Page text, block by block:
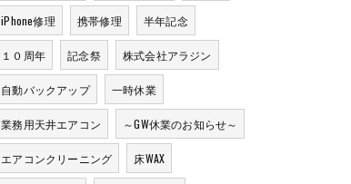
iPhone修理 携帯修理 半年記念
１０周年 記念祭 株式会社アラジン
自動バックアップ 一時休業
業務用天井エアコン ～GW休業のお知らせ～
エアコンクリーニング 床WAX